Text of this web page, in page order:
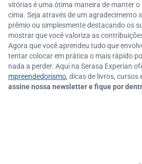
vitórias é uma ótima maneira de manter o
cima. Seja através de um agradecimento
prêmio ou simplesmente destacando os
mostrar que você valoriza as
Agora que você aprendeu tudo que
tentar colocar em prática o mais rápido
nada a perder. Aqui na Serasa Experian
mpreendedorismo, dicas de livros, cursos
assine nossa newsletter e fique por